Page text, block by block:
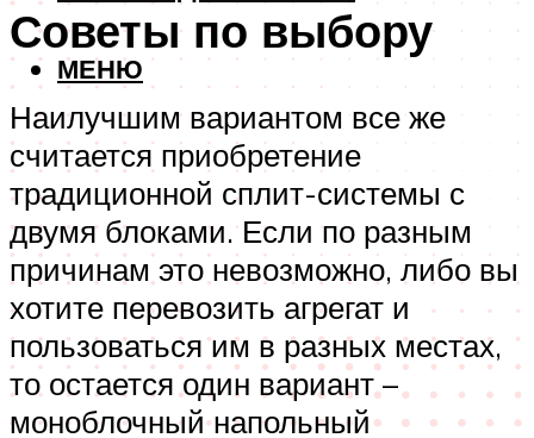
МЕНЮ
Советы по выбору
Наилучшим вариантом все же
считается приобретение
традиционной сплит-системы с
двумя блоками. Если по разным
причинам это невозможно, либо вы
хотите перевозить агрегат и
пользоваться им в разных местах,
то остается один вариант –
моноблочный напольный